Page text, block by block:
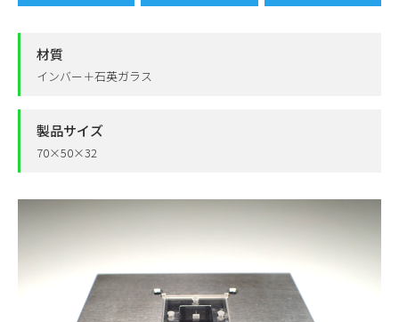
材質
インバー＋石英ガラス
製品サイズ
70×50×32